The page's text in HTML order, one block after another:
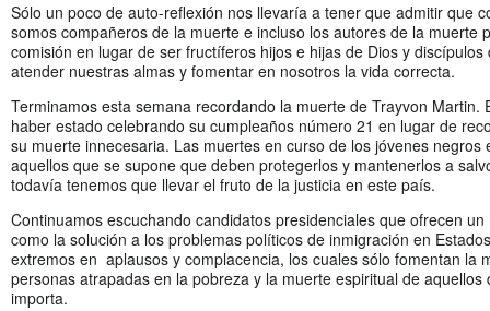
Sólo un poco de auto-reflexión nos llevaría a tener que admitir que
somos compañeros de la muerte e incluso los autores de la muerte
comisión en lugar de ser fructíferos hijos e hijas de Dios y
atender nuestras almas y fomentar en nosotros la vida correcta.
Terminamos esta semana recordando la muerte de Trayvon Martin.
haber estado celebrando su cumpleaños número 21 en lugar de
su muerte innecesaria. Las muertes en curso de los jóvenes negros
aquellos que se supone que deben protegerlos y mantenerlos a
todavía tenemos que llevar el fruto de la justicia en este país.
Continuamos escuchando candidatos presidenciales que ofrecen
como la solución a los problemas políticos de inmigración en
extremos en aplausos y complacencia, los cuales sólo fomentan la
personas atrapadas en la pobreza y la muerte espiritual de aquellos
importa.